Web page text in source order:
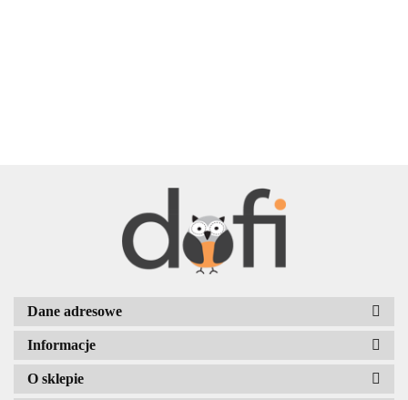
BENASSI/GALGI
Dane adresowe
Informacje
O sklepie